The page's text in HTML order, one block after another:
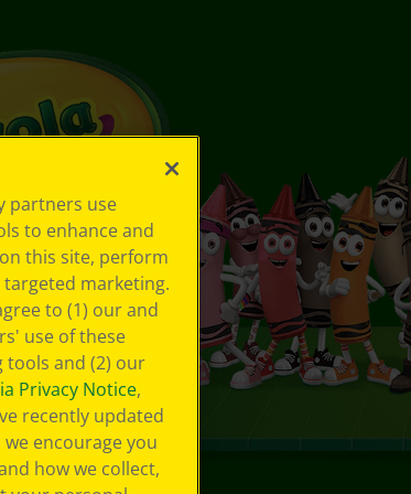
partners use
to enhance and
this site, perform
marketing.
to (1) our and
use of these
and (2) our
Privacy Notice,
recently updated
encourage you
how we collect,